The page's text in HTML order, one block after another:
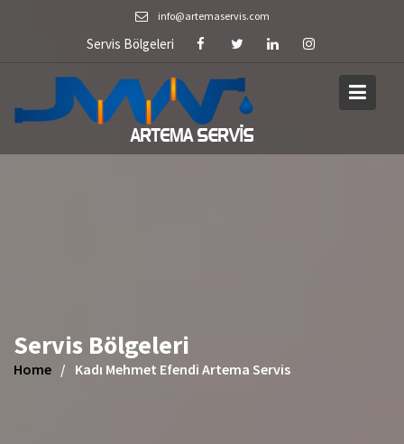
info@artemaservis.com
Servis Bölgeleri
Servis Bölgeleri
Home Kadı Mehmet Efendi Artema Servis